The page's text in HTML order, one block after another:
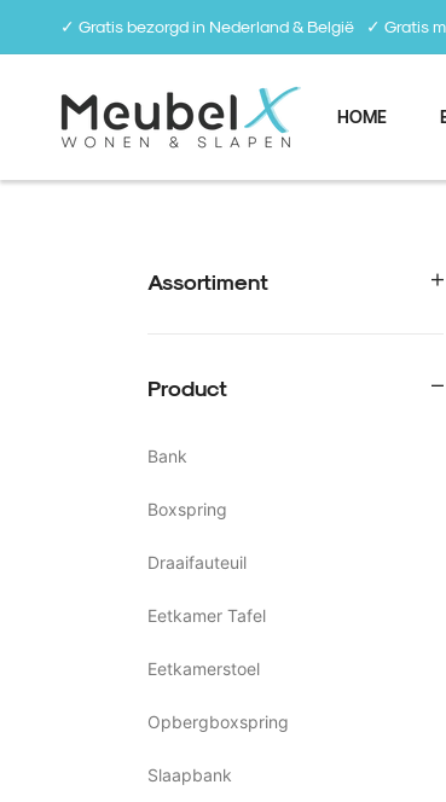
✓ Gratis bezorgd in Nederland & België⠀✓ Gratis
HOME
Assortiment
Product
Bank
Boxspring
Draaifauteuil
Eetkamer Tafel
Eetkamerstoel
Opbergboxspring
Slaapbank